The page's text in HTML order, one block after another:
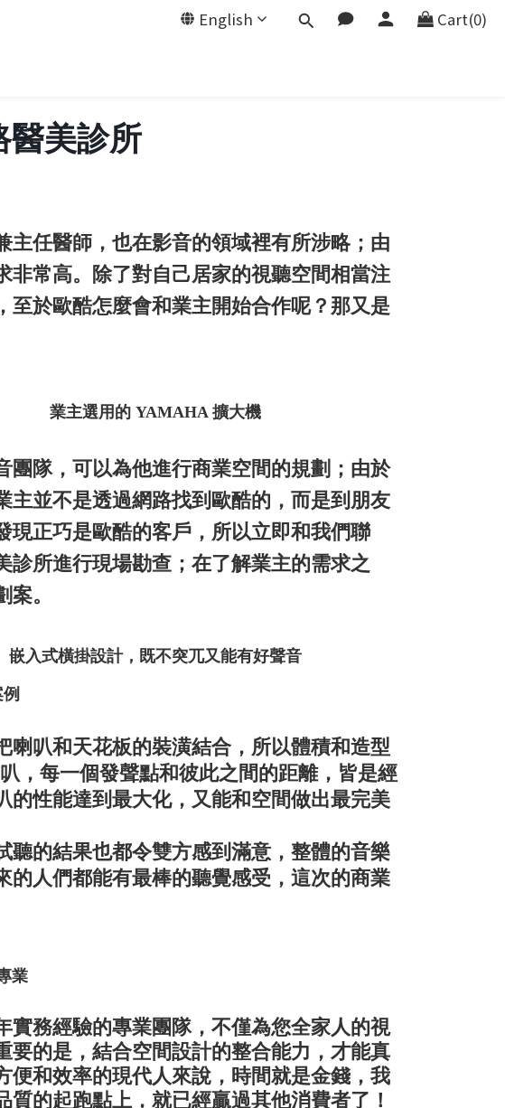
English Cart(0)
醫美診所
任醫師，也在影音的領域裡有所涉略；由
常高。除了對自己居家的視聽空間相當注
於歐酷怎麼會和業主開始合作呢？那又是
業主選用的 YAMAHA 擴大機
隊，可以為他進行商業空間的規劃；由於
並不是透過網路找到歐酷的，而是到朋友
現正巧是歐酷的客戶，所以立即和我們聯
所進行現場勘查；在了解業主的需求之
。
嵌入式橫掛設計，既不突兀又能有好聲音
叭和天花板的裝潢結合，所以體積和造型
，每一個發聲點和彼此之間的距離，皆是經
的性能達到最大化，又能和空間做出最完美
的結果也都令雙方感到滿意，整體的音樂
人們都能有最棒的聽覺感受，這次的商業
業
務經驗的專業團隊，不僅為您全家人的視
的是，結合空間設計的整合能力，才能真
和效率的現代人來說，時間就是金錢，我
的起跑點上，就已經贏過其他消費者了！